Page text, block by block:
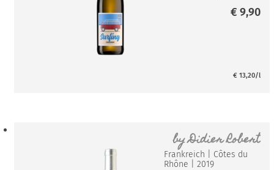
€ 9,90
€ 13,20/l
byDidier Robert
Frankreich
Côtes du
Rhône
2019